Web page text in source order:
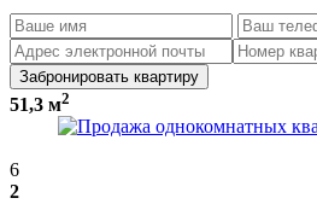
Забронировать квартиру
51,3 м2
6
2